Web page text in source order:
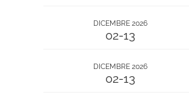
DICEMBRE 2026
02-13
DICEMBRE 2026
02-13